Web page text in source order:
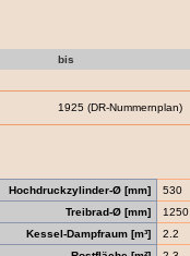
bis
1925 (DR-Nummernplan)
Hochdruckzylinder-Ø [mm]
530
Treibrad-Ø [mm]
1250
Kessel-Dampfraum [m³]
2.2